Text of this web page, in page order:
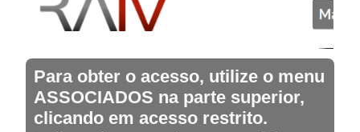
Para obter o acesso, utilize o menu
ASSOCIADOS na parte superior,
clicando em acesso restrito.